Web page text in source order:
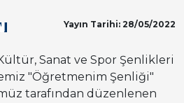
Yayın Tarihi: 28/05/2022
Sanat ve Spor Şenlikleri
"Öğretmenim Şenliği"
tarafından düzenlenen